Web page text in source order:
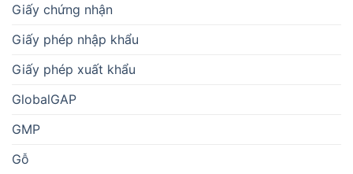
Giấy chứng nhận
Giấy phép nhập khẩu
Giấy phép xuất khẩu
GlobalGAP
GMP
Gỗ